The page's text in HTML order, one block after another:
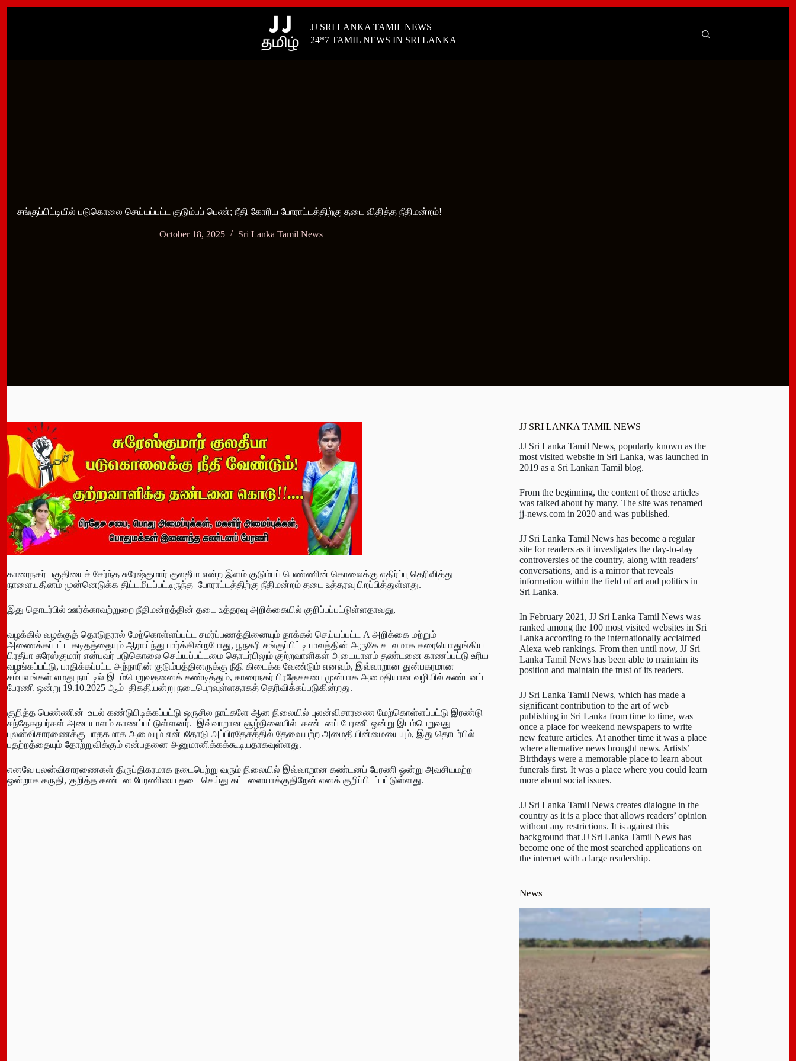
JJ SRI LANKA TAMIL NEWS
24*7 TAMIL NEWS IN SRI LANKA
சங்குப்பிட்டியில் படுகொலை செய்யப்பட்ட குடும்பப் பெண்; நீதி கோரிய போராட்டத்திற்கு தடை விதித்த நீதிமன்றம்!
October 18, 2025 Sri Lanka Tamil News
காரைநகர் பகுதியைச் சேர்ந்த சுரேஷ்குமார் குலதீபா என்ற இளம் குடும்பப் பெண்ணின் கொலைக்கு எதிர்ப்பு தெரிவித்து
நாளையதினம் முன்னெடுக்க திட்டமிடப்பட்டிருந்த போராட்டத்திற்கு நீதிமன்றம் தடை உத்தரவு பிறப்பித்துள்ளது.
இது தொடர்பில் ஊர்க்காவற்றுறை நீதிமன்றத்தின் தடை உத்தரவு அறிக்கையில் குறிப்பப்பட்டுள்ளதாவது,
வழக்கில் வழக்குத் தொடுநரால் மேற்கொள்ளப்பட்ட சமர்ப்பணத்தினையும் தாக்கல் செய்யப்பட்ட A அறிக்கை மற்றும்
அணைக்கப்பட்ட கடிதத்தையும் ஆராய்ந்து பார்க்கின்றபோது, பூநகரி சங்குப்பிட்டி பாலத்தின் அருகே சடலமாக கரையொதுங்கிய
பிரதீபா சுரேஸ்குமார் என்பவர் படுகொலை செய்யப்பட்டமை தொடர்பிலும் குற்றவாளிகள் அடையாளம் தண்டனை காணப்பட்டு உரிய
வழங்கப்பட்டு, பாதிக்கப்பட்ட அந்நாரின் குடும்பத்தினருக்கு நீதி கிடைக்க வேண்டும் எனவும், இவ்வாறான துன்பகரமான
சம்பவங்கள் எமது நாட்டில் இடம்பெறுவதனைக் கண்டித்தும், காரைநகர் பிரதேசசபை முன்பாக அமைதியான வழியில் கண்டனப்
பேரணி ஒன்று 19.10.2025 ஆம் திகதியன்று நடைபெறவுள்ளதாகத் தெரிவிக்கப்படுகின்றது.
குறித்த பெண்ணின் உடல் கண்டுபிடிக்கப்பட்டு ஒருசில நாட்களே ஆன நிலையில் புலன்விசாரணை மேற்கொள்ளப்பட்டு இரண்டு
சந்தேகநபர்கள் அடையாளம் காணப்பட்டுள்ளனர். இவ்வாறான சூழ்நிலையில் கண்டனப் பேரணி ஒன்று இடம்பெறுவது
புலன்விசாரணைக்கு பாதகமாக அமையும் என்பதோடு அப்பிரதேசத்தில் தேவையற்ற அமைதியின்மையையும், இது தொடர்பில்
பதற்றத்தையும் தோற்றுவிக்கும் என்பதனை அனுமானிக்கக்கூடியதாகவுள்ளது.
எனவே புலன்விசாரணைகள் திருப்திகரமாக நடைபெற்று வரும் நிலையில் இவ்வாறான கண்டனப் பேரணி ஒன்று அவசியமற்ற
ஒன்றாக கருதி, குறித்த கண்டன பேரணியை தடை செய்து கட்டளையாக்குதிறேன் எனக் குறிப்பிடப்பட்டுள்ளது.
JJ SRI LANKA TAMIL NEWS
JJ Sri Lanka Tamil News, popularly known as the
most visited website in Sri Lanka, was launched in
2019 as a Sri Lankan Tamil blog.
From the beginning, the content of those articles
was talked about by many. The site was renamed
jj-news.com in 2020 and was published.
JJ Sri Lanka Tamil News has become a regular
site for readers as it investigates the day-to-day
controversies of the country, along with readers’
conversations, and is a mirror that reveals
information within the field of art and politics in
Sri Lanka.
In February 2021, JJ Sri Lanka Tamil News was
ranked among the 100 most visited websites in Sri
Lanka according to the internationally acclaimed
Alexa web rankings. From then until now, JJ Sri
Lanka Tamil News has been able to maintain its
position and maintain the trust of its readers.
JJ Sri Lanka Tamil News, which has made a
significant contribution to the art of web
publishing in Sri Lanka from time to time, was
once a place for weekend newspapers to write
new feature articles. At another time it was a place
where alternative news brought news. Artists’
Birthdays were a memorable place to learn about
funerals first. It was a place where you could learn
more about social issues.
JJ Sri Lanka Tamil News creates dialogue in the
country as it is a place that allows readers’ opinion
without any restrictions. It is against this
background that JJ Sri Lanka Tamil News has
become one of the most searched applications on
the internet with a large readership.
News